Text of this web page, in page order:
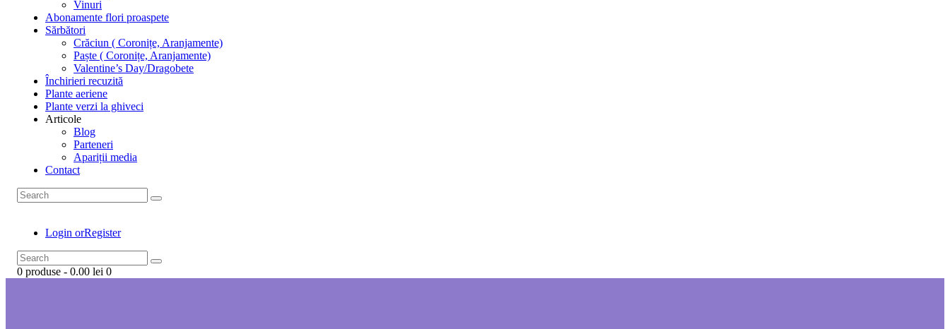
Vinuri
Abonamente flori proaspete
Sărbători
Crăciun ( Coronițe, Aranjamente)
Paște ( Coronițe, Aranjamente)
Valentine’s Day/Dragobete
Închirieri recuzită
Plante aeriene
Plante verzi la ghiveci
Articole
Blog
Parteneri
Apariții media
Contact
Login orRegister
0 produse - 0.00 lei 0